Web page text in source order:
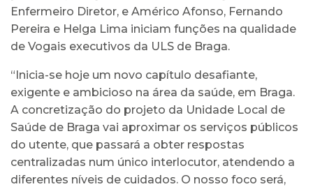
Enfermeiro Diretor, e Américo Afonso, Fernando
Pereira e Helga Lima iniciam funções na qualidade
de Vogais executivos da ULS de Braga.
“Inicia-se hoje um novo capítulo desafiante,
exigente e ambicioso na área da saúde, em Braga.
A concretização do projeto da Unidade Local de
Saúde de Braga vai aproximar os serviços públicos
do utente, que passará a obter respostas
centralizadas num único interlocutor, atendendo a
diferentes níveis de cuidados. O nosso foco será,